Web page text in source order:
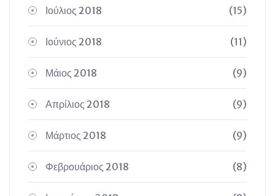
Ιούλιος 2018 (15)
Ιούνιος 2018 (11)
Μάιος 2018 (9)
Απρίλιος 2018 (9)
Μάρτιος 2018 (9)
Φεβρουάριος 2018 (8)